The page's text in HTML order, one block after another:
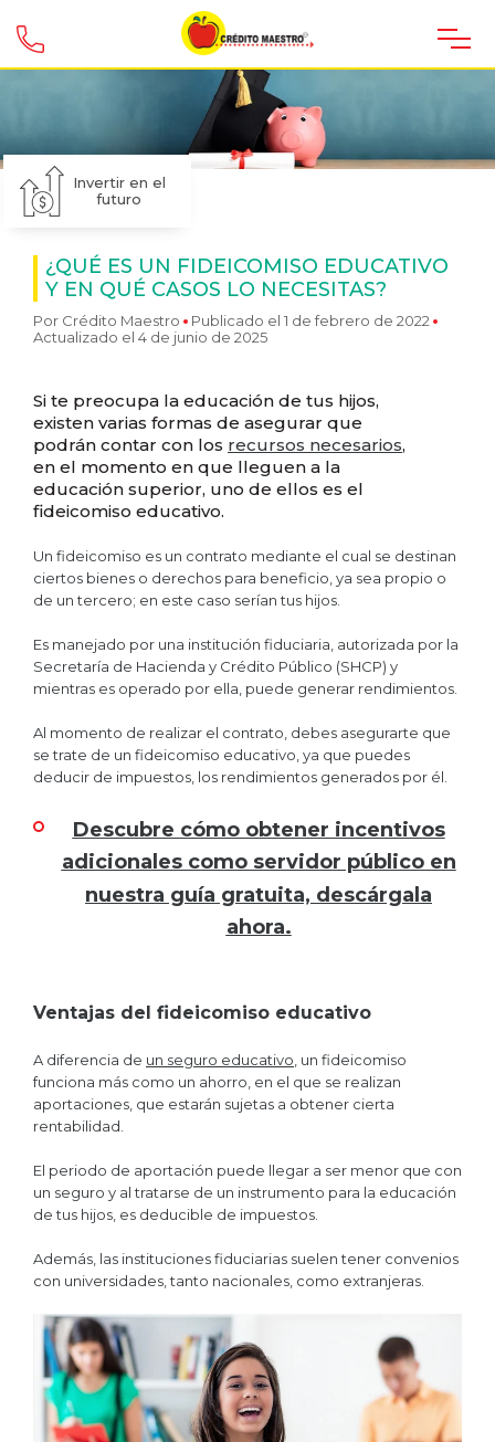
Invertir en el
futuro
¿QUÉ ES UN FIDEICOMISO EDUCATIVO
Y EN QUÉ CASOS LO NECESITAS?
Por Crédito Maestro
Publicado el 1 de febrero de 2022
Actualizado el 4 de junio de 2025
Si te preocupa la educación de tus hijos,
existen varias formas de asegurar que
podrán contar con los recursos necesarios,
en el momento en que lleguen a la
educación superior, uno de ellos es el
fideicomiso educativo.
Un fideicomiso es un contrato mediante el cual se destinan
ciertos bienes o derechos para beneficio, ya sea propio o
de un tercero; en este caso serían tus hijos.
Es manejado por una institución fiduciaria, autorizada por la
Secretaría de Hacienda y Crédito Público (SHCP) y
mientras es operado por ella, puede generar rendimientos.
Al momento de realizar el contrato, debes asegurarte que
se trate de un fideicomiso educativo, ya que puedes
deducir de impuestos, los rendimientos generados por él.
Descubre cómo obtener incentivos
adicionales como servidor público en
nuestra guía gratuita, descárgala
ahora.
Ventajas del fideicomiso educativo
A diferencia de un seguro educativo, un fideicomiso
funciona más como un ahorro, en el que se realizan
aportaciones, que estarán sujetas a obtener cierta
rentabilidad.
El periodo de aportación puede llegar a ser menor que con
un seguro y al tratarse de un instrumento para la educación
de tus hijos, es deducible de impuestos.
Además, las instituciones fiduciarias suelen tener convenios
con universidades, tanto nacionales, como extranjeras.